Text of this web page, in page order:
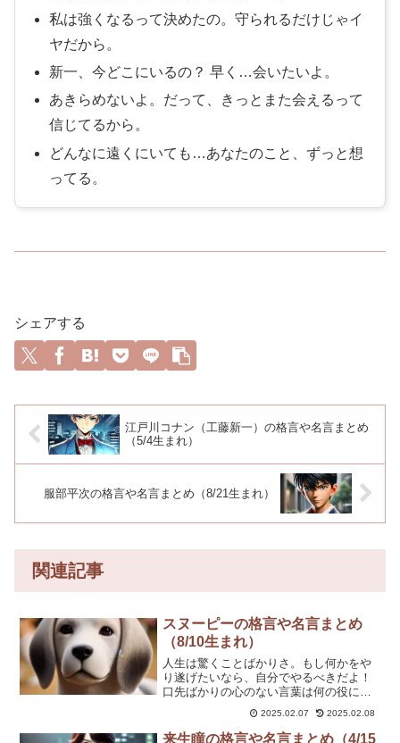
私は強くなるって決めたの。守られるだけじゃイ
ヤだから。
新一、今どこにいるの？ 早く…会いたいよ。
あきらめないよ。だって、きっとまた会えるって
信じてるから。
どんなに遠くにいても…あなたのこと、ずっと想
ってる。
シェアする
江戸川コナン（工藤新一）の格言や名言まとめ
（5/4生まれ）
服部平次の格言や名言まとめ（8/21生まれ）
関連記事
スヌーピーの格言や名言まとめ
（8/10生まれ）
人生は驚くことばかりさ。もし何かをや
り遂げたいなら、自分でやるべきだよ！
口先ばかりの心のない言葉は何の役にも
立たないよ。一度上手くいったら、もう
一度やらないって手はないだろう？
2025.02.07 2025.02.08
来生瞳の格言や名言まとめ（4/15